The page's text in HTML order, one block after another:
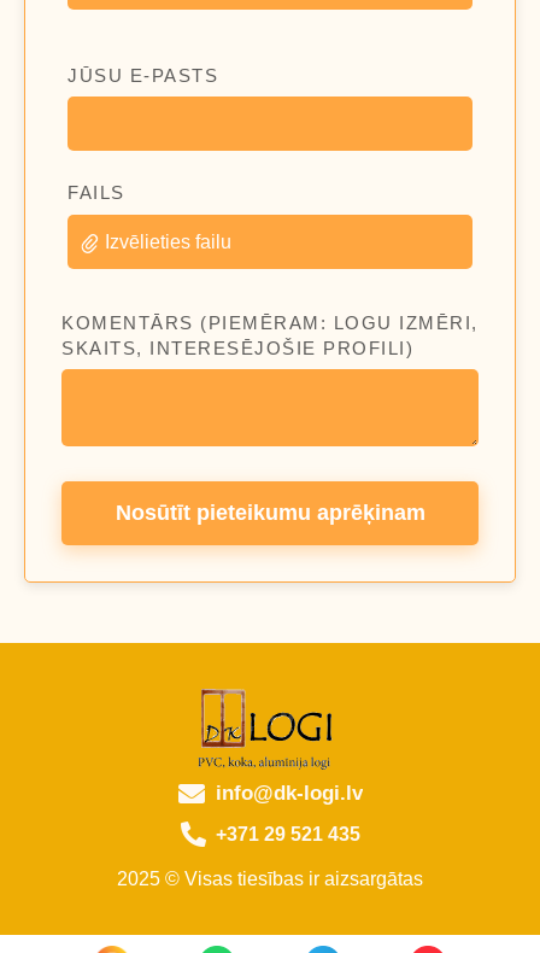
JŪSU E-PASTS
FAILS
Izvēlieties failu
KOMENTĀRS (PIEMĒRAM: LOGU IZMĒRI,
SKAITS, INTERESĒJOŠIE PROFILI)
Nosūtīt pieteikumu aprēķinam
info@dk-logi.lv
+371 29 521 435
2025 © Visas tiesības ir aizsargātas